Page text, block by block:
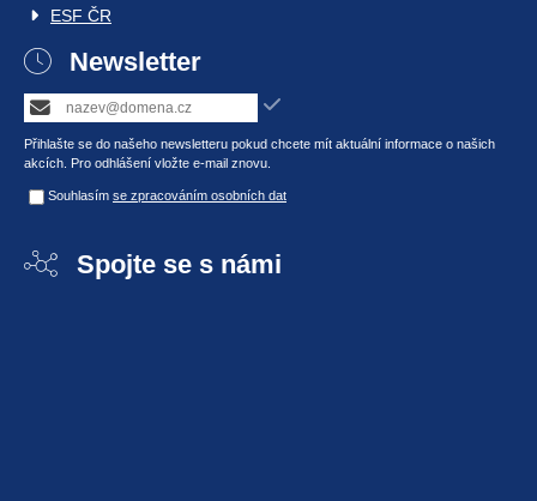
ESF ČR
Newsletter
Přihlašte se do našeho newsletteru pokud chcete mít aktuální informace o našich
akcích. Pro odhlášení vložte e-mail znovu.
Souhlasím se zpracováním osobních dat
Spojte se s námi